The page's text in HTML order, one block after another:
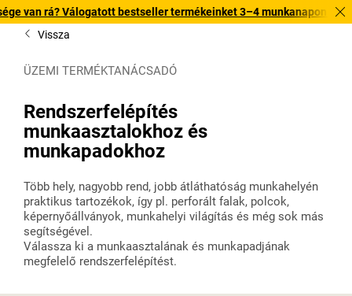
Válogatott bestseller termékeinket 3–4 munkanapon belül
Vissza
ÜZEMI TERMÉKTANÁCSADÓ
Rendszerfelépítés
munkaasztalokhoz és
munkapadokhoz
Több hely, nagyobb rend, jobb átláthatóság munkahelyén
praktikus tartozékok, így pl. perforált falak, polcok,
képernyőállványok, munkahelyi világítás és még sok más
segítségével.
Válassza ki a munkaasztalának és munkapadjának
megfelelő rendszerfelépítést.